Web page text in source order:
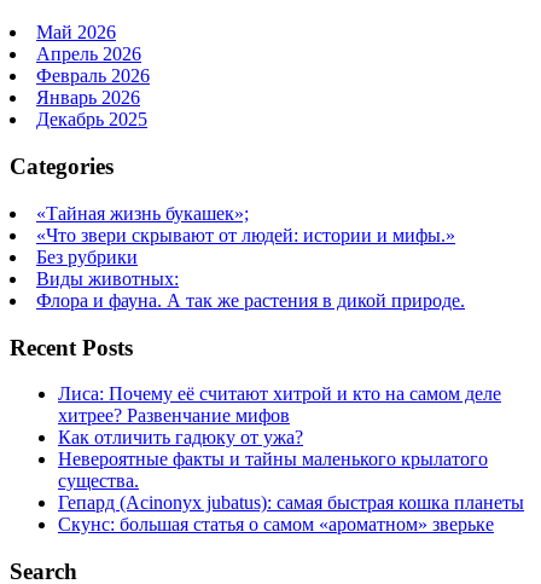
Май 2026
Апрель 2026
Февраль 2026
Январь 2026
Декабрь 2025
Categories
«Тайная жизнь букашек»;
«Что звери скрывают от людей: истории и мифы.»
Без рубрики
Виды животных:
Флора и фауна. А так же растения в дикой природе.
Recent Posts
Лиса: Почему её считают хитрой и кто на самом деле
хитрее? Развенчание мифов
Как отличить гадюку от ужа?
Невероятные факты и тайны маленького крылатого
существа.
Гепард (Acinonyx jubatus): самая быстрая кошка планеты
Скунс: большая статья о самом «ароматном» зверьке
Search